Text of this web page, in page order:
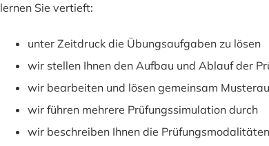
lernen Sie vertieft:
unter Zeitdruck die Übungsaufgaben zu lösen
wir stellen Ihnen den Aufbau und Ablauf der
wir bearbeiten und lösen gemeinsam
wir führen mehrere Prüfungssimulation durch
wir beschreiben Ihnen die Prüfungsmodalitäten